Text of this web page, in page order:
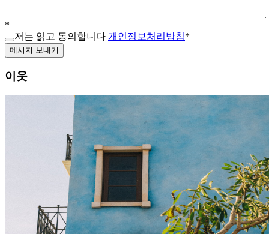
*
저는 읽고 동의합니다 개인정보처리방침*
메시지 보내기
이웃